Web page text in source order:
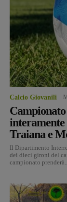
Calcio Giovanili
interamente
Traiana e
Il Dipartimento
dei dieci gironi del
campionato